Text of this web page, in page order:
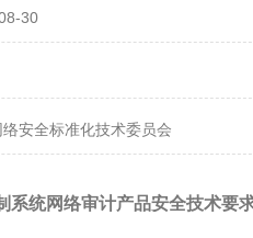
30
安全标准化技术委员会
系统网络审计产品安全技术要